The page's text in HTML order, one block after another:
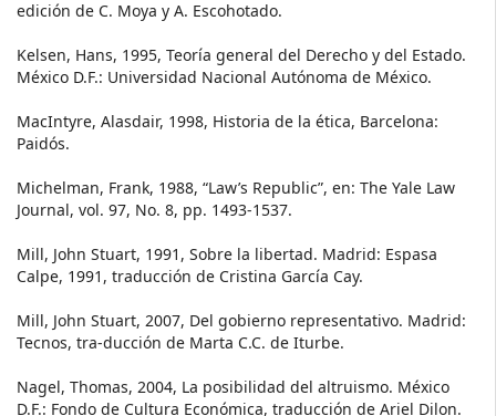
edición de C. Moya y A. Escohotado.
Kelsen, Hans, 1995, Teoría general del Derecho y del Estado.
México D.F.: Universidad Nacional Autónoma de México.
MacIntyre, Alasdair, 1998, Historia de la ética, Barcelona:
Paidós.
Michelman, Frank, 1988, “Law’s Republic”, en: The Yale Law
Journal, vol. 97, No. 8, pp. 1493-1537.
Mill, John Stuart, 1991, Sobre la libertad. Madrid: Espasa
Calpe, 1991, traducción de Cristina García Cay.
Mill, John Stuart, 2007, Del gobierno representativo. Madrid:
Tecnos, tra-ducción de Marta C.C. de Iturbe.
Nagel, Thomas, 2004, La posibilidad del altruismo. México
D.F.: Fondo de Cultura Económica, traducción de Ariel Dilon.